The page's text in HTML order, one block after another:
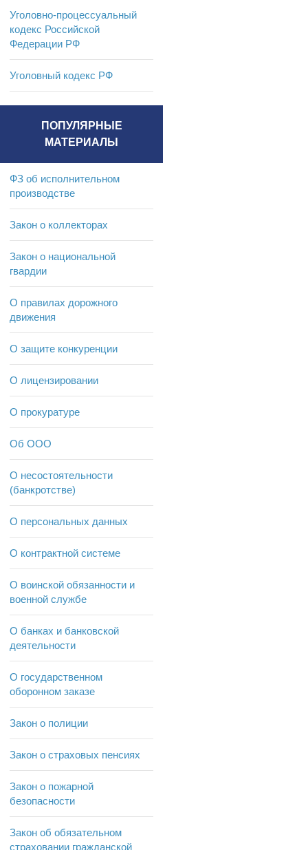
Уголовно-процессуальный
кодекс Российской
Федерации РФ
Уголовный кодекс РФ
ПОПУЛЯРНЫЕ
МАТЕРИАЛЫ
ФЗ об исполнительном
производстве
Закон о коллекторах
Закон о национальной
гвардии
О правилах дорожного
движения
О защите конкуренции
О лицензировании
О прокуратуре
Об ООО
О несостоятельности
(банкротстве)
О персональных данных
О контрактной системе
О воинской обязанности и
военной службе
О банках и банковской
деятельности
О государственном
оборонном заказе
Закон о полиции
Закон о страховых пенсиях
Закон о пожарной
безопасности
Закон об обязательном
страховании гражданской